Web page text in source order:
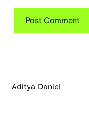
Aditya Daniel